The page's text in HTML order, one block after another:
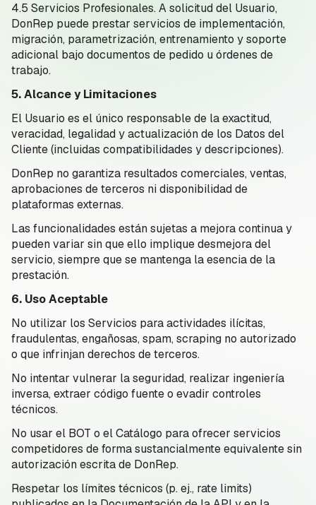
4.5 Servicios Profesionales. A solicitud del Usuario,
DonRep puede prestar servicios de implementación,
migración, parametrización, entrenamiento y soporte
adicional bajo documentos de pedido u órdenes de
trabajo.
5. Alcance y Limitaciones
El Usuario es el único responsable de la exactitud,
veracidad, legalidad y actualización de los Datos del
Cliente (incluidas compatibilidades y descripciones).
DonRep no garantiza resultados comerciales, ventas,
aprobaciones de terceros ni disponibilidad de
plataformas externas.
Las funcionalidades están sujetas a mejora continua y
pueden variar sin que ello implique desmejora del
servicio, siempre que se mantenga la esencia de la
prestación.
6. Uso Aceptable
No utilizar los Servicios para actividades ilícitas,
fraudulentas, engañosas, spam, scraping no autorizado
o que infrinjan derechos de terceros.
No intentar vulnerar la seguridad, realizar ingeniería
inversa, extraer código fuente o evadir controles
técnicos.
No usar el BOT o el Catálogo para ofrecer servicios
competidores de forma sustancialmente equivalente sin
autorización escrita de DonRep.
Respetar los límites técnicos (p. ej., rate limits)